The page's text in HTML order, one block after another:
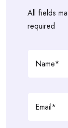
All fields
required